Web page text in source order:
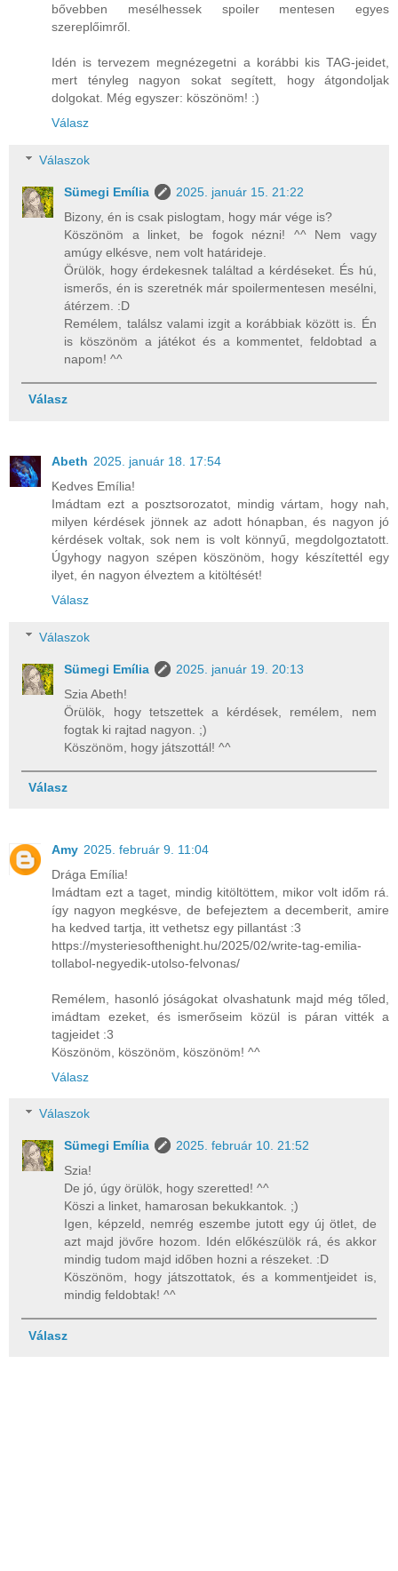
bővebben mesélhessek spoiler mentesen egyes
szereplőimről.
Idén is tervezem megnézegetni a korábbi kis TAG-jeidet,
mert tényleg nagyon sokat segített, hogy átgondoljak
dolgokat. Még egyszer: köszönöm! :)
Válasz
Válaszok
Sümegi Emília
2025. január 15. 21:22
Bizony, én is csak pislogtam, hogy már vége is?
Köszönöm a linket, be fogok nézni! ^^ Nem vagy
amúgy elkésve, nem volt határideje.
Örülök, hogy érdekesnek találtad a kérdéseket. És hú,
ismerős, én is szeretnék már spoilermentesen mesélni,
átérzem. :D
Remélem, találsz valami izgit a korábbiak között is. Én
is köszönöm a játékot és a kommentet, feldobtad a
napom! ^^
Válasz
Abeth 2025. január 18. 17:54
Kedves Emília!
Imádtam ezt a posztsorozatot, mindig vártam, hogy nah,
milyen kérdések jönnek az adott hónapban, és nagyon jó
kérdések voltak, sok nem is volt könnyű, megdolgoztatott.
Úgyhogy nagyon szépen köszönöm, hogy készítettél egy
ilyet, én nagyon élveztem a kitöltését!
Válasz
Válaszok
Sümegi Emília
2025. január 19. 20:13
Szia Abeth!
Örülök, hogy tetszettek a kérdések, remélem, nem
fogtak ki rajtad nagyon. ;)
Köszönöm, hogy játszottál! ^^
Válasz
Amy 2025. február 9. 11:04
Drága Emília!
Imádtam ezt a taget, mindig kitöltöttem, mikor volt időm rá.
így nagyon megkésve, de befejeztem a decemberit, amire
ha kedved tartja, itt vethetsz egy pillantást :3
https://mysteriesofthenight.hu/2025/02/write-tag-emilia-
tollabol-negyedik-utolso-felvonas/
Remélem, hasonló jóságokat olvashatunk majd még tőled,
imádtam ezeket, és ismerőseim közül is páran vitték a
tagjeidet :3
Köszönöm, köszönöm, köszönöm! ^^
Válasz
Válaszok
Sümegi Emília
2025. február 10. 21:52
Szia!
De jó, úgy örülök, hogy szeretted! ^^
Köszi a linket, hamarosan bekukkantok. ;)
Igen, képzeld, nemrég eszembe jutott egy új ötlet, de
azt majd jövőre hozom. Idén előkészülök rá, és akkor
mindig tudom majd időben hozni a részeket. :D
Köszönöm, hogy játszottatok, és a kommentjeidet is,
mindig feldobtak! ^^
Válasz